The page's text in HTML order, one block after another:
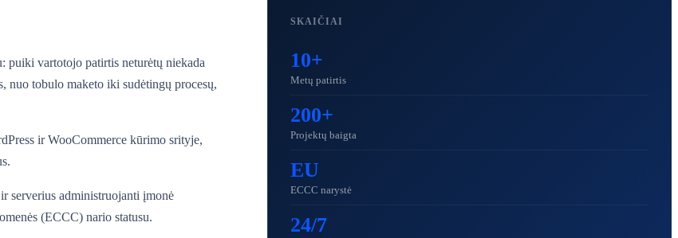
puiki vartotojo patirtis neturėtų niekada
nuo tobulo maketo iki sudėtingų procesų,
ir WooCommerce kūrimo srityje,
serverius administruojanti įmonė
(ECCC) nario statusu.
SKAIČIAI
10+
Metų patirtis
200+
Projektų baigta
EU
ECCC narystė
24/7